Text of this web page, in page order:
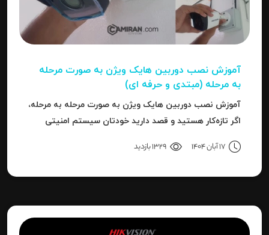
آموزش نصب دوربین هایک‌ ویژن به صورت مرحله‌
به‌ مرحله (مبتدی و حرفه ای)
آموزش نصب دوربین هایک‌ ویژن به صورت مرحله‌ به‌ مرحله،
اگر تازه‌کار هستید و قصد دارید خودتان سیستم امنیتی
دقیق‌تری را بدانید، این مقاله برای شما نوشته شده است.
17 آبان 1404 1329 بازدید